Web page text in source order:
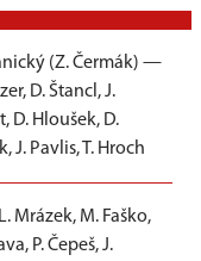
(Z. Čermák) —
D. Štancl, J.
D. Hloušek, D.
J. Pavlis, T. Hroch
Mrázek, M. Faško,
P. Čepeš, J.